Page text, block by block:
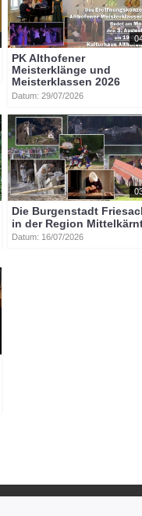
savwai
PK Althofener
Meisterklänge und
Meisterklassen 2026
Datum: 29/07/2026
Die Burgenstadt
in der Region
Datum: 16/07/2026